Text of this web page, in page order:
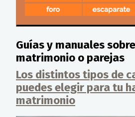
Guías y manuales
matrimonio o parejas
Los distintos tipos de
puedes elegir para tu
matrimonio